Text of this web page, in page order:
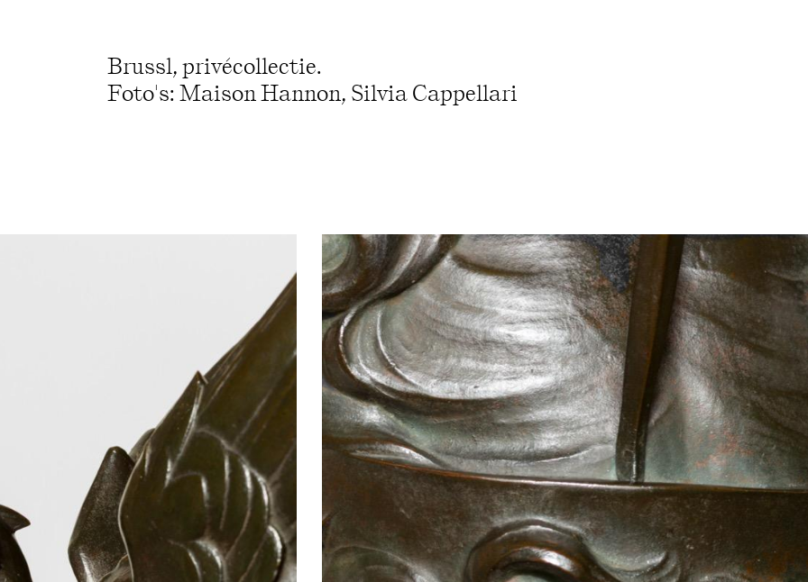
Brussl, privécollectie.
Foto's: Maison Hannon, Silvia Cappellari